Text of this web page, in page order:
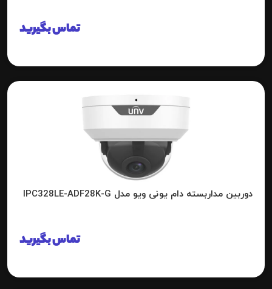
تماس بگیرید
دوربین مداربسته دام یونی ویو مدل IPC328LE-ADF28K-G
تماس بگیرید